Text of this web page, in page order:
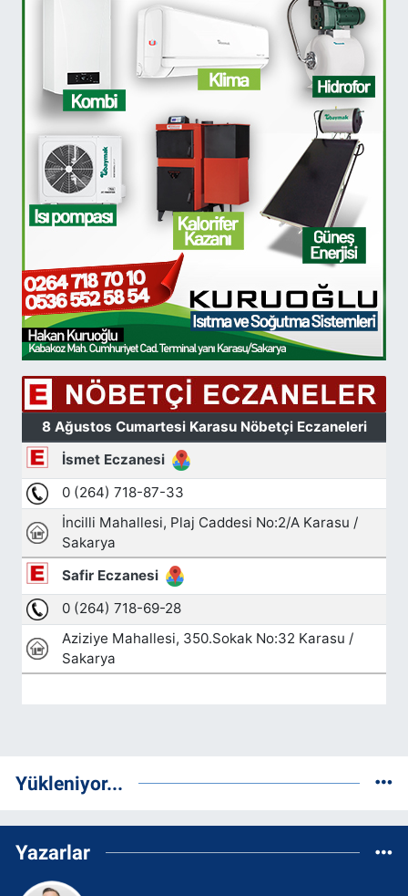
Yükleniyor...
Yazarlar